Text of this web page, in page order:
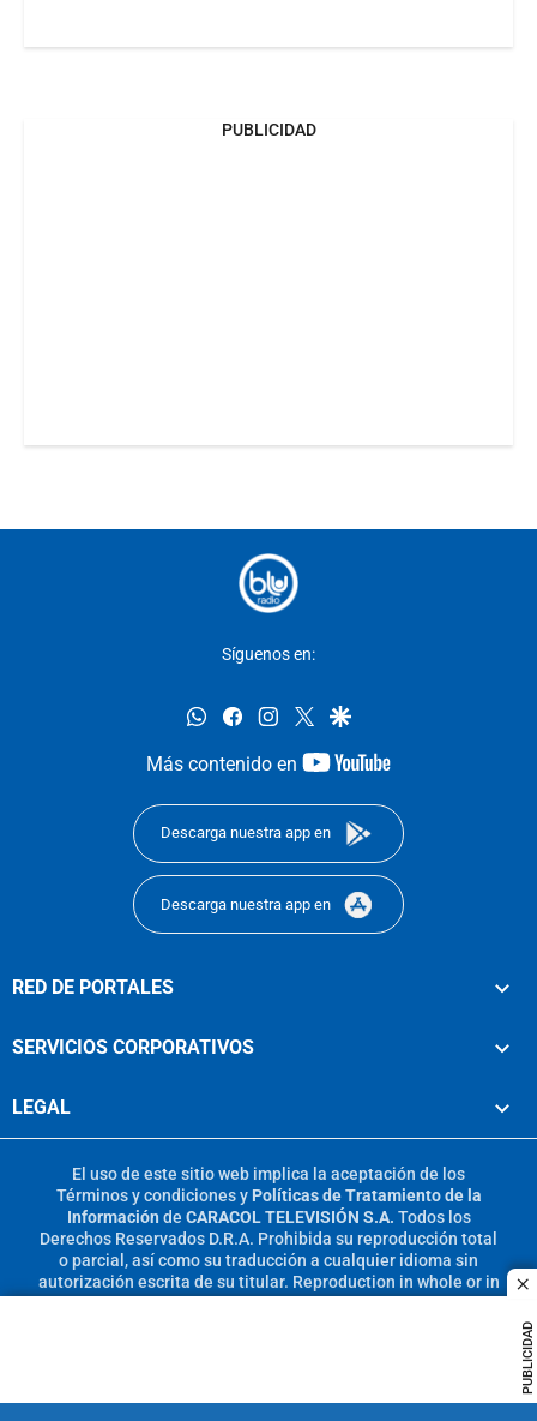
PUBLICIDAD
PUBLICIDAD
Síguenos en:
whatsappfacebookinstagram
twittergoogle
Más contenido en
youtube-
Descarga nuestra app en
Descarga nuestra app en
RED DE PORTALES
SERVICIOS CORPORATIVOS
LEGAL
El uso de este sitio web implica la aceptación de los
Términos y condicionesy Políticas de Tratamiento de la
Información de CARACOL TELEVISIÓN S.A. Todos los
Derechos Reservados D.R.A. Prohibida su reproducción total
o parcial, así como su traducción a cualquier idioma sin
autorización escrita de su titular. Reproduction in whole or in